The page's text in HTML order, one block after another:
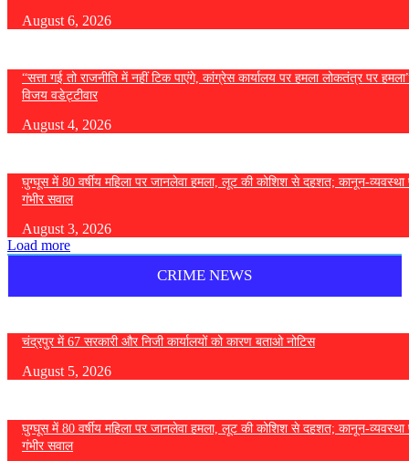
August 6, 2026
“सत्ता गई तो राजनीति में नहीं टिक पाएंगे, कांग्रेस कार्यालय पर हमला लोकतंत्र पर
विजय वडेट्टीवार
August 4, 2026
घुग्घूस में 80 वर्षीय महिला पर जानलेवा हमला, लूट की कोशिश से दहशत; कानून-व्यवस्था
गंभीर सवाल
August 3, 2026
Load more
CRIME NEWS
चंद्रपुर में 67 सरकारी और निजी कार्यालयों को कारण बताओ नोटिस
August 5, 2026
घुग्घूस में 80 वर्षीय महिला पर जानलेवा हमला, लूट की कोशिश से दहशत; कानून-व्यवस्था
गंभीर सवाल